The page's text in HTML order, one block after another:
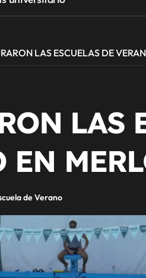
LAS ESCUELAS DE
LAS
EN
de Verano